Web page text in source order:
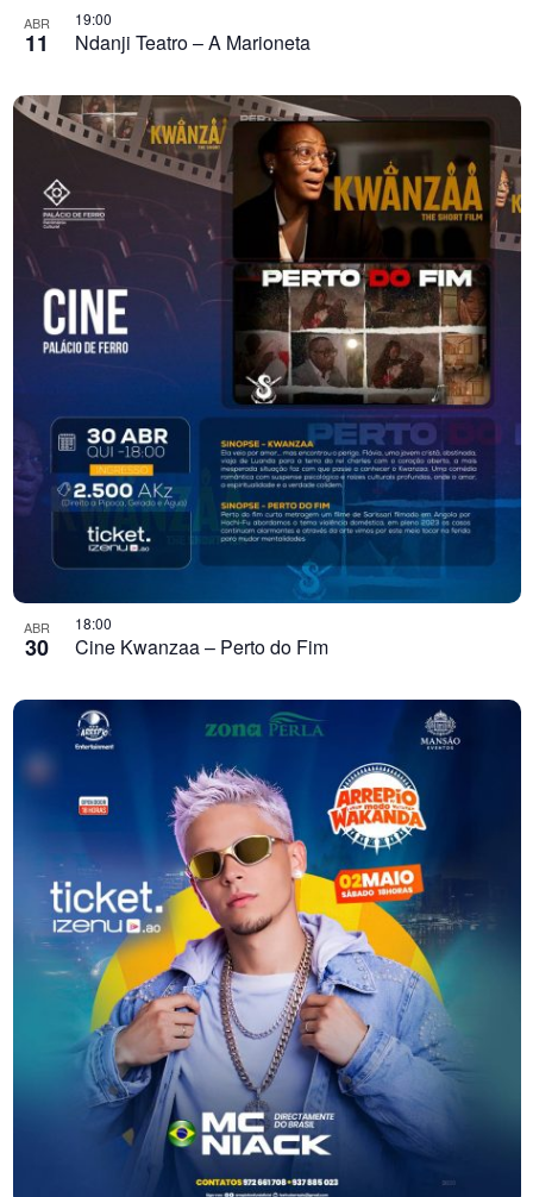
ABR
11
19:00
Ndanji Teatro – A Marioneta
ABR
30
18:00
Cine Kwanzaa – Perto do Fim